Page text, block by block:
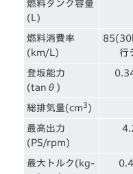
燃料タンク容量
(L)
燃料消費率
(km/L)
行
登坂能力
(tanθ)
総排気量(cm 3 )
最高出力
(PS/rpm)
最大トルク(kg-